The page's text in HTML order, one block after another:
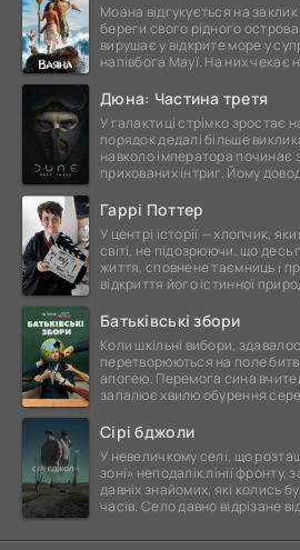
Моана відгукується на
береги свого рідного
вирушає у відкрите море у
напівбога Мауї. На них чекає
Дюна: Частина третя
У галактиці стрімко зростає
порядок дедалі більше
навколо імператора починає
прихованих інтриг. Йому
Гаррі Поттер
У центрі історії — хлопчик,
світі, не підозрюючи, що десь
життя, сповнене таємниць і
відкриття його істинної
Батьківські збори
Коли шкільні вибори,
перетворюються на поле
апогею. Перемога сина
запалює хвилю обурення
Сірі бджоли
У невеличкому селі, що
зоні» неподалік лінії
давніх знайомих, які колись
часів. Село давно відрізане